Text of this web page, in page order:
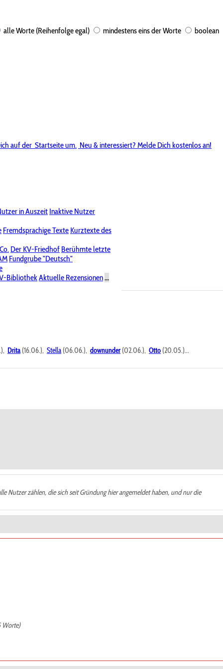
alle Worte (Reihenfolge egal) mindestens eins der Worte boolean
auf der Startseite um. Neu & interessiert? Melde Dich kostenlos an!
in Auszeit Inaktive Nutzer
Fremdsprachige Texte Kurztexte des
Der KV-Friedhof Berühmte letzte
Fundgrube "Deutsch"
BibliothekAktuelle Rezensionen...
Drita (16.06.), Stella (06.06.), downunder(02.06.), Otto (20.05.)...
Nutzer zählen, die sich seit Gründung hier angemeldet haben, und nur die
Worte)